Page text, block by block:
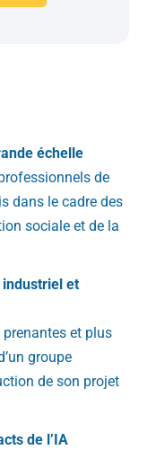
échelle
de
dans le cadre des
sociale et de la
industriel et
et plus
groupe
de son projet
de l’IA